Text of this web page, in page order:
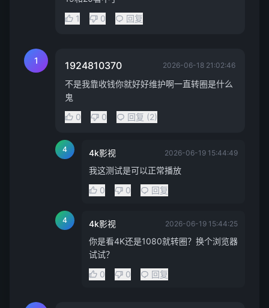
1
0 回复
1 1924810370 2026-06-18 21:02:46
不是我靠收钱你就好好维护啊一直转圈是什么
鬼
0
0 回复 (2)
4 4k影视 2026-06-19 15:44:49
我这测试是可以正常播放
0
0 回复
4 4k影视 2026-06-19 15:44:25
你是看4K还是1080就转圈？换个浏览器
试试？
0
0 回复